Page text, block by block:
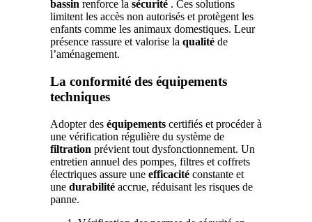
bassin renforce la sécurité . Ces solutions
limitent les accès non autorisés et protègent les
enfants comme les animaux domestiques. Leur
présence rassure et valorise la qualité de
l’aménagement.
La conformité des équipements
techniques
Adopter des équipements certifiés et procéder à
une vérification régulière du système de
filtration prévient tout dysfonctionnement. Un
entretien annuel des pompes, filtres et coffrets
électriques assure une efficacité constante et
une durabilité accrue, réduisant les risques de
panne.